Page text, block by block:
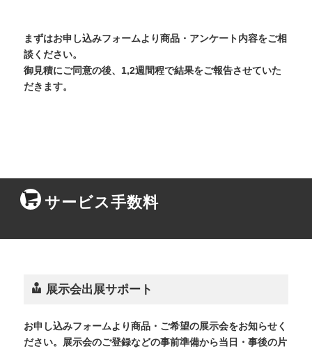
まずはお申し込みフォームより商品・アンケート内容をご相
談ください。
御見積にご同意の後、1,2週間程で結果をご報告させていた
だきます。
サービス手数料
展示会出展サポート
お申し込みフォームより商品・ご希望の展示会をお知らせく
ださい。展示会のご登録などの事前準備から当日・事後の片